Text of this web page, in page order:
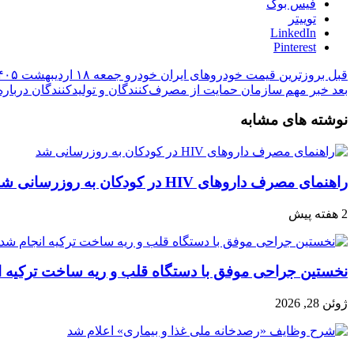
فیس بوک
توییتر
LinkedIn
Pinterest
قبل بروزترین قیمت خودرو‌های ایران خودرو جمعه ۱۸ اردیبهشت ۱۴۰۵
بعد خبر مهم سازمان حمایت از مصرف‌کنندگان و تولیدکنندگان
نوشته های مشابه
راهنمای مصرف داروهای HIV در کودکان به روزرسانی شد
2 هفته پیش
نخستین جراحی موفق با دستگاه قلب و ریه ساخت ترکیه
ژوئن 28, 2026